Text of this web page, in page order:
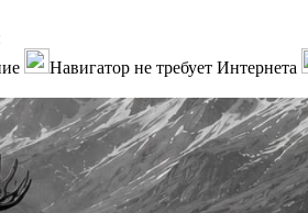
Навигатор не требует Интернета